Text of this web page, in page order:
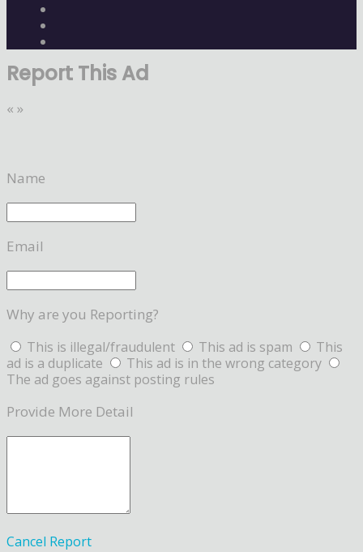
Report This Ad
« »
Name
Email
Why are you Reporting?
This is illegal/fraudulent This ad is spam
This
ad is a duplicate
This ad is in the wrong category
The ad goes against posting rules
Provide More Detail
Cancel Report